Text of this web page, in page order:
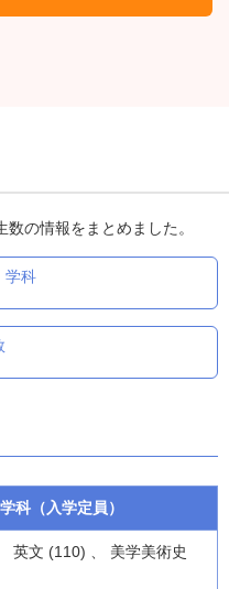
の情報をまとめました。
学科
学科（入学定員）
英文 (110) 、 美学美術史